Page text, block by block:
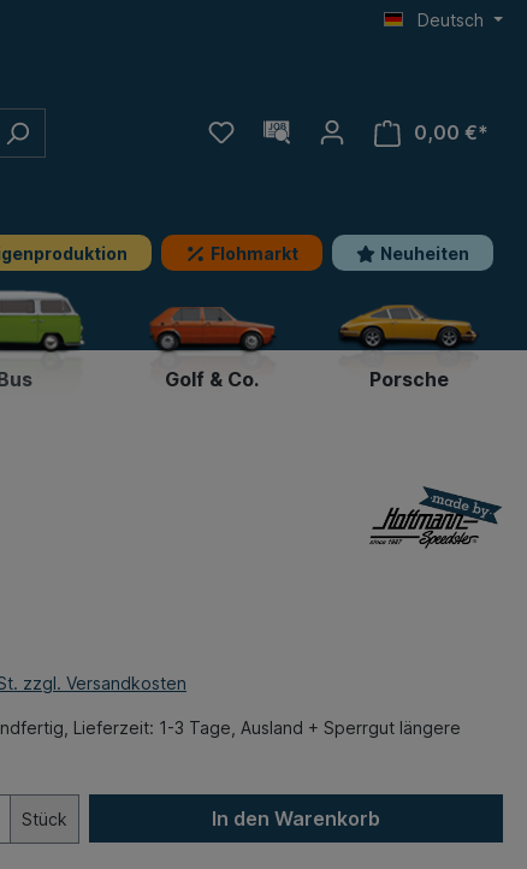
Deutsch
0,00 €*
Flohmarkt Neuheiten
Golf & Co. Porsche
zzgl. Versandkosten
Lieferzeit: 1-3 Tage, Ausland + Sperrgut längere
Stück In den Warenkorb